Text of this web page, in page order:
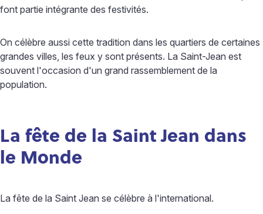
font partie intégrante des festivités.
On célèbre aussi cette tradition dans les quartiers de certaines
grandes villes, les feux y sont présents. La Saint-Jean est
souvent l'occasion d'un grand rassemblement de la
population.
La fête de la Saint Jean dans
le Monde
La fête de la Saint Jean se célèbre à l'international.